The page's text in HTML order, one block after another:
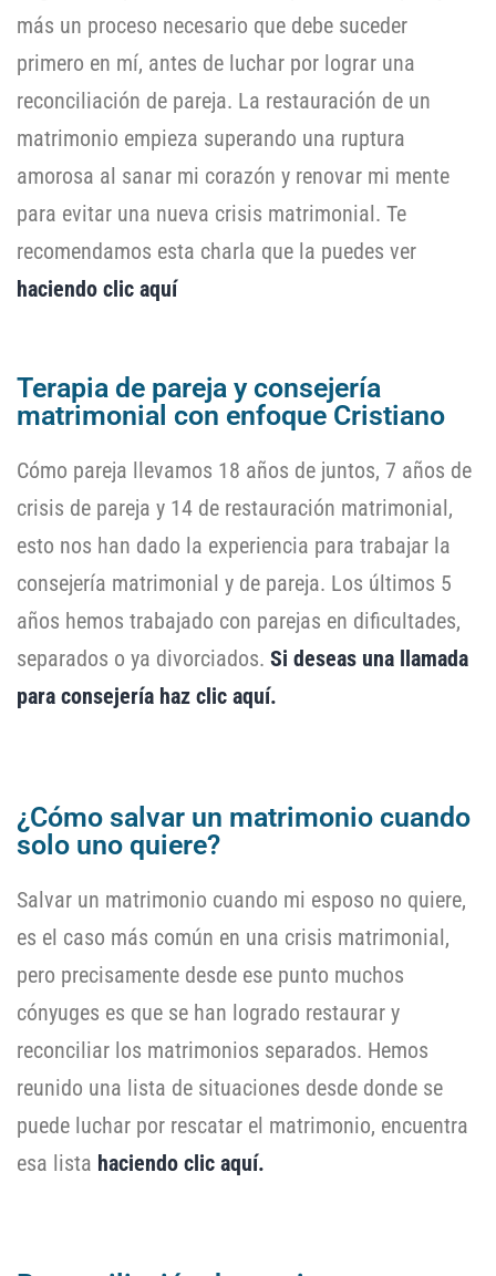
más un proceso necesario que debe suceder
primero en mí, antes de luchar por lograr una
reconciliación de pareja. La restauración de un
matrimonio empieza superando una ruptura
amorosa al sanar mi corazón y renovar mi mente
para evitar una nueva crisis matrimonial. Te
recomendamos esta charla que la puedes ver
haciendo clic aquí
Terapia de pareja y consejería
matrimonial con enfoque Cristiano
Cómo pareja llevamos 18 años de juntos, 7 años de
crisis de pareja y 14 de restauración matrimonial,
esto nos han dado la experiencia para trabajar la
consejería matrimonial y de pareja. Los últimos 5
años hemos trabajado con parejas en dificultades,
separados o ya divorciados. Si deseas una llamada
para consejería haz clic aquí.
¿Cómo salvar un matrimonio cuando
solo uno quiere?
Salvar un matrimonio cuando mi esposo no quiere,
es el caso más común en una crisis matrimonial,
pero precisamente desde ese punto muchos
cónyuges es que se han logrado restaurar y
reconciliar los matrimonios separados. Hemos
reunido una lista de situaciones desde donde se
puede luchar por rescatar el matrimonio, encuentra
esa lista haciendo clic aquí.